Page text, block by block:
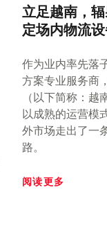
立足越南，
定场内物流
作为业内率先落
方案专业服务商
（以下简称：
以成熟的运营模
外市场走出了一
路。
阅读更多